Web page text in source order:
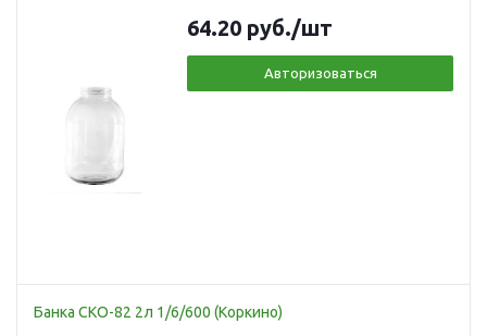
64.20 руб./шт
Авторизоваться
Банка СКО-82 2л 1/6/600 (Коркино)